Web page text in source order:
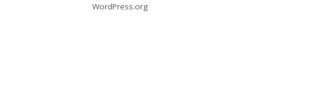
WordPress.org